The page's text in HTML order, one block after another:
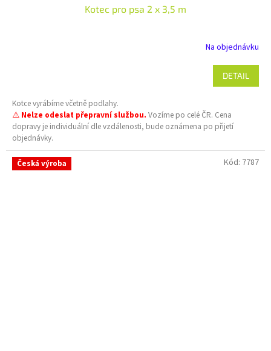
Kotec pro psa 2 x 3,5 m
Na objednávku
DETAIL
Kotce vyrábíme včetně podlahy.
⚠️ Nelze odeslat přepravní službou. Vozíme po celé ČR. Cena
dopravy je individuální dle vzdálenosti, bude oznámena po přijetí
objednávky.
Česká výroba Kód: 7787